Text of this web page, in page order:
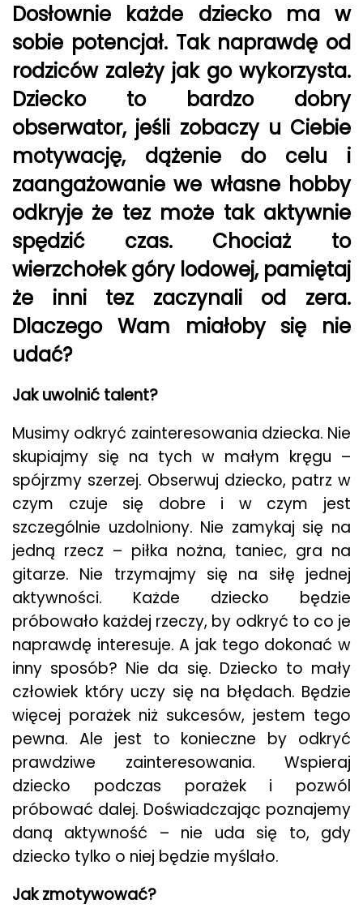
Dosłownie każde dziecko ma w
sobie potencjał. Tak naprawdę od
rodziców zależy jak go wykorzysta.
Dziecko to bardzo dobry
obserwator, jeśli zobaczy u Ciebie
motywację, dążenie do celu i
zaangażowanie we własne hobby
odkryje że tez może tak aktywnie
spędzić czas. Chociaż to
wierzchołek góry lodowej, pamiętaj
że inni tez zaczynali od zera.
Dlaczego Wam miałoby się nie
udać?
Jak uwolnić talent?
Musimy odkryć zainteresowania dziecka. Nie
skupiajmy się na tych w małym kręgu –
spójrzmy szerzej. Obserwuj dziecko, patrz w
czym czuje się dobre i w czym jest
szczególnie uzdolniony. Nie zamykaj się na
jedną rzecz – piłka nożna, taniec, gra na
gitarze. Nie trzymajmy się na siłę jednej
aktywności. Każde dziecko będzie
próbowało każdej rzeczy, by odkryć to co je
naprawdę interesuje. A jak tego dokonać w
inny sposób? Nie da się. Dziecko to mały
człowiek który uczy się na błędach. Będzie
więcej porażek niż sukcesów, jestem tego
pewna. Ale jest to konieczne by odkryć
prawdziwe zainteresowania. Wspieraj
dziecko podczas porażek i pozwól
próbować dalej. Doświadczając poznajemy
daną aktywność – nie uda się to, gdy
dziecko tylko o niej będzie myślało.
Jak zmotywować?